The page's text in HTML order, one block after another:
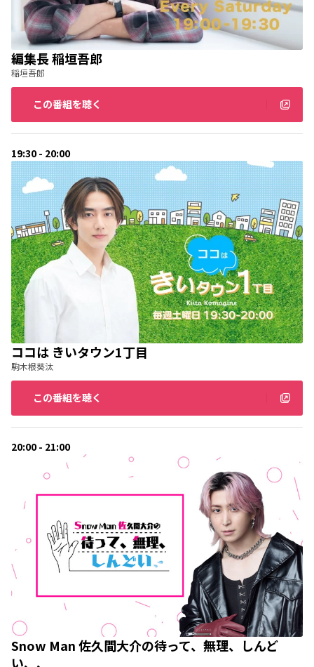
編集長 稲垣吾郎
稲垣吾郎
この番組を聴く
19:30 - 20:00
ココは きいタウン1丁目
駒木根葵汰
この番組を聴く
20:00 - 21:00
Snow Man 佐久間大介の待って、無理、しんど
い、、